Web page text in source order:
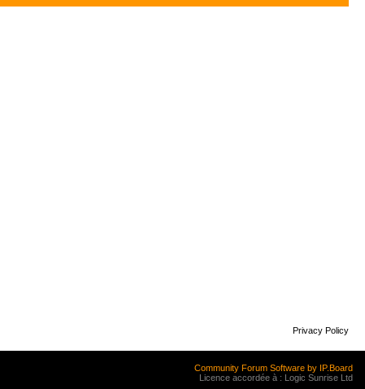
Privacy Policy
Community Forum Software by IP.Board
Licence accordée à : Logic Sunrise Ltd